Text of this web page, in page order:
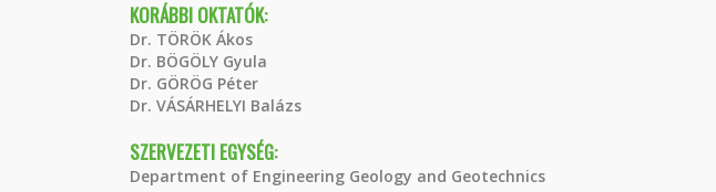
KORÁBBI OKTATÓK:
Dr. TÖRÖK Ákos
Dr. BÖGÖLY Gyula
Dr. GÖRÖG Péter
Dr. VÁSÁRHELYI Balázs
SZERVEZETI EGYSÉG:
Department of Engineering Geology and Geotechnics